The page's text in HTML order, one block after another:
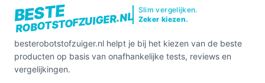
BESTE
ROBOTSTOFZUIGER.NL
Slim vergelijken.
Zeker kiezen.
besterobotstofzuiger.nl helpt je bij het kiezen van de beste
producten op basis van onafhankelijke tests, reviews en
vergelijkingen.